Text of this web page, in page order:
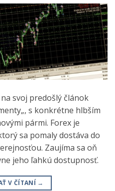
svoj predošlý článok
s konkrétne hlbším
pármi. Forex je
sa pomaly dostáva do
Zaujíma sa oň
jeho ľahkú dostupnosť.
V ČÍTANÍ →